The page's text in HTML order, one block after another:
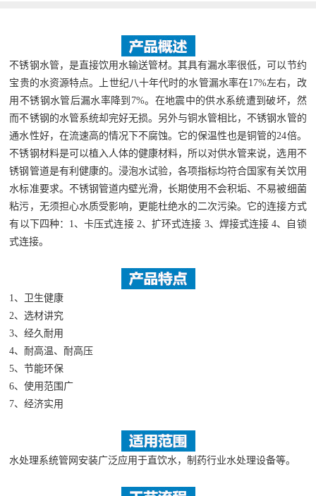
不锈钢水管，是直接饮用水输送管材。其具有漏水率很低，可以节约
宝贵的水资源特点。上世纪八十年代时的水管漏水率在17%左右，改
用不锈钢水管后漏水率降到7%。在地震中的供水系统遭到破坏，然
而不锈钢的水管系统却完好无损。另外与铜水管相比，不锈钢水管的
通水性好，在流速高的情况下不腐蚀。它的保温性也是铜管的24倍。
不锈钢材料是可以植入人体的健康材料，所以对供水管来说，选用不
锈钢管道是有利健康的。浸泡水试验，各项指标均符合国家有关饮用
水标准要求。不锈钢管道内壁光滑，长期使用不会积垢、不易被细菌
粘污，无须担心水质受影响，更能杜绝水的二次污染。它的连接方式
有以下四种：1、卡压式连接 2、扩环式连接 3、焊接式连接 4、自锁
式连接。
1、卫生健康
2、选材讲究
3、经久耐用
4、耐高温、耐高压
5、节能环保
6、使用范围广
7、经济实用
水处理系统管网安装广泛应用于直饮水，制药行业水处理设备等。